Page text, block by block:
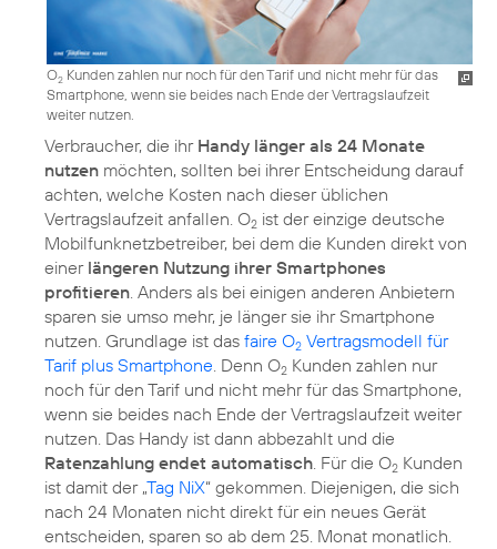
O2 Kunden zahlen nur noch für den Tarif und nicht mehr für das
Smartphone, wenn sie beides nach Ende der Vertragslaufzeit
weiter nutzen.
Verbraucher, die ihr Handy länger als 24 Monate
nutzen möchten, sollten bei ihrer Entscheidung darauf
achten, welche Kosten nach dieser üblichen
Vertragslaufzeit anfallen. O2 ist der einzige deutsche
Mobilfunknetzbetreiber, bei dem die Kunden direkt von
einer längeren Nutzung ihrer Smartphones
profitieren. Anders als bei einigen anderen Anbietern
sparen sie umso mehr, je länger sie ihr Smartphone
nutzen. Grundlage ist das faire O2 Vertragsmodell für
Tarif plus Smartphone. Denn O2 Kunden zahlen nur
noch für den Tarif und nicht mehr für das Smartphone,
wenn sie beides nach Ende der Vertragslaufzeit weiter
nutzen. Das Handy ist dann abbezahlt und die
Ratenzahlung endet automatisch. Für die O2 Kunden
ist damit der „Tag NiX“ gekommen. Diejenigen, die sich
nach 24 Monaten nicht direkt für ein neues Gerät
entscheiden, sparen so ab dem 25. Monat monatlich.